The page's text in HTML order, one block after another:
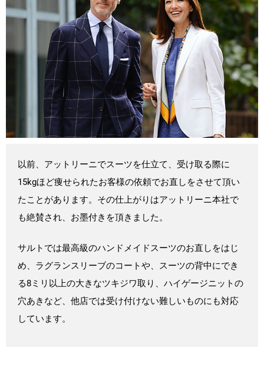
以前、アットリーニでスーツを仕立て、受け取る際に
15kgほど痩せられたお客様の依頼でお直しをさせて頂い
たことがあります。その仕上がりはアットリーニ本社で
も絶賛され、お墨付きを頂きました。
サルトでは最高級のハンドメイドスーツのお直しをはじ
め、ラグランスリーブのコートや、スーツの背中にでき
る8ミリ以上の大きなツキジワ取り、ハイゲージニットの
穴あきなど、他店では受け付けない難しいものにも対応
しています。